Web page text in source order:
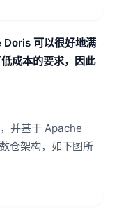
可以很好地满
成本的要求，因此
并基于 Apache
仓架构，如下图所